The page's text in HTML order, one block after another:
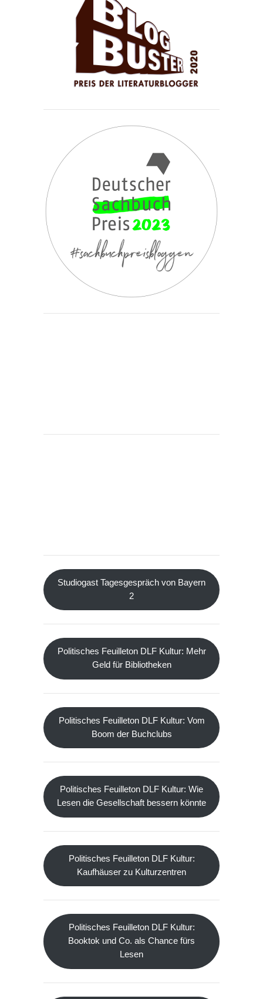
Studiogast Tagesgespräch von Bayern
2
Politisches Feuilleton DLF Kultur: Mehr
Geld für Bibliotheken
Politisches Feuilleton DLF Kultur: Vom
Boom der Buchclubs
Politisches Feuilleton DLF Kultur: Wie
Lesen die Gesellschaft bessern könnte
Politisches Feuilleton DLF Kultur:
Kaufhäuser zu Kulturzentren
Politisches Feuilleton DLF Kultur:
Booktok und Co. als Chance fürs
Lesen